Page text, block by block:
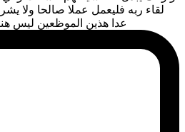
لقاء ربه فليعمل عملا صالحا ولا
عدا هذين الموظعين ليس